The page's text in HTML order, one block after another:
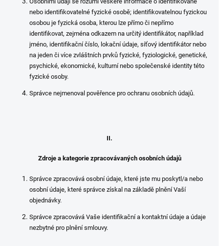
nebo identifikovatelné fyzické osobě; identifikovatelnou fyzickou
osobou je fyzická osoba, kterou lze přímo či nepřímo
identifikovat, zejména odkazem na určitý identifikátor, například
jméno, identifikační číslo, lokační údaje, síťový identifikátor nebo
na jeden či více zvláštních prvků fyzické, fyziologické, genetické,
psychické, ekonomické, kulturní nebo společenské identity této
fyzické osoby.
Správce nejmenoval pověřence pro ochranu osobních údajů.
II.
Zdroje a kategorie zpracovávaných osobních údajů
Správce zpracovává osobní údaje, které jste mu poskytl/a nebo
osobní údaje, které správce získal na základě plnění Vaší
objednávky.
Správce zpracovává Vaše identifikační a kontaktní údaje a údaje
nezbytné pro plnění smlouvy.